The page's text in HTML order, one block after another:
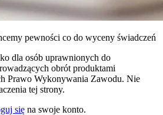
pewności co do wyceny świadczeń
dla osób uprawnionych do
obrót produktami
Prawo Wykonywania Zawodu. Nie
tej strony.
się na swoje konto.